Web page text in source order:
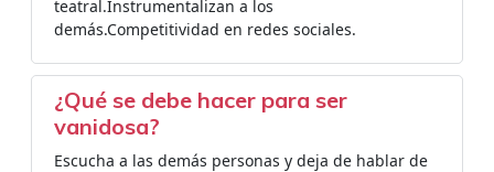
teatral.Instrumentalizan a los
demás.Competitividad en redes sociales.
¿Qué se debe hacer para ser
vanidosa?
Escucha a las demás personas y deja de hablar de